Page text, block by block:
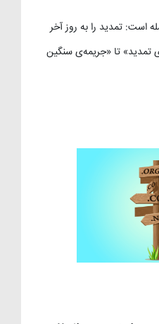
است: تمدید را به روز آخر
تمدید» تا «جریمه‌ی سنگین